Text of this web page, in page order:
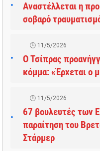
Αναστέλλεται η
σοβαρό
11/5/2026
Ο Τσίπρας
κόμμα: «Έρχεται ο
11/5/2026
67 βουλευτές των
παραίτηση του
Στάρμερ